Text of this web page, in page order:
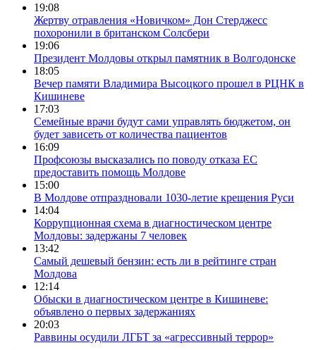
19:08
Жертву отравления «Новичком» Дон Стерджесс
похоронили в британском Солсбери
19:06
Президент Молдовы открыл памятник в Волгодонске
18:05
Вечер памяти Владимира Высоцкого прошел в РЦНК в
Кишиневе
17:03
Семейные врачи будут сами управлять бюджетом, он
будет зависеть от количества пациентов
16:09
Профсоюзы высказались по поводу отказа ЕС
предоставить помощь Молдове
15:00
В Молдове отпраздновали 1030-летие крещения Руси
14:04
Коррупционная схема в диагностическом центре
Молдовы: задержаны 7 человек
13:42
Самый дешевый бензин: есть ли в рейтинге стран
Молдова
12:14
Обыски в диагностическом центре в Кишиневе:
объявлено о первых задержаниях
20:03
Раввины осудили ЛГБТ за «агрессивный террор»